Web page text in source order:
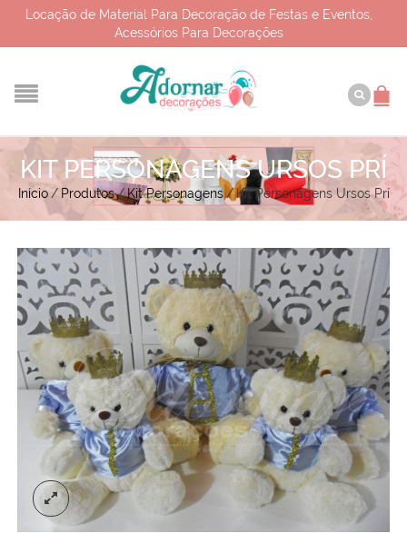
Locação de Material Para Decoração de Festas e Eventos,
Acessórios Para Decorações
KIT PERSONAGENS URSOS PRÍ
Início / Produtos/Kit Personagens /Kit Personagens Ursos Prí